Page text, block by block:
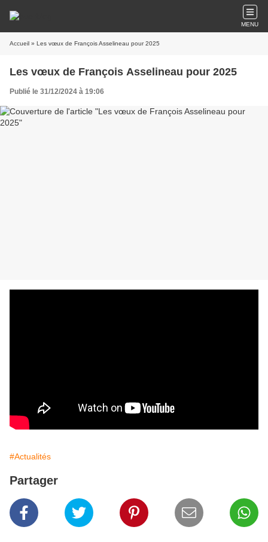
MENU
Accueil » Les vœux de François Asselineau pour 2025
Les vœux de François Asselineau pour 2025
Publié le 31/12/2024 à 19:06
#Actualités
Partager